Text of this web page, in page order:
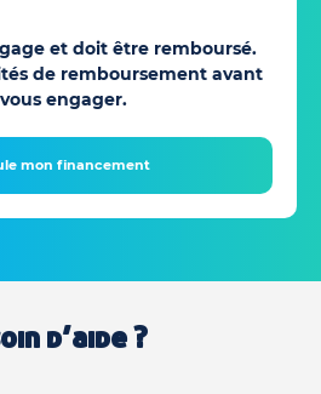
et doit être remboursé.
de remboursement avant
engager.
mon financement
d’aide ?